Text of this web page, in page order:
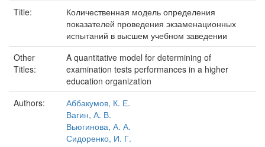
Title:
Количественная модель определения
показателей проведения экзаменационных
испытаний в высшем учебном заведении
Other
Titles:
A quantitative model for determining of
examination tests performances in a higher
education organization
Authors:
Аббакумов, К. Е.
Вагин, А. В.
Вьюгинова, А. А.
Сидоренко, И. Г.